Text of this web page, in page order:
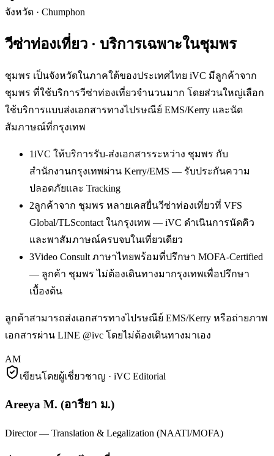
จังหวัด · Chumphon
วีซ่าท่องเที่ยว · บริการเฉพาะในชุมพร
ชุมพร เป็นจังหวัดในภาคใต้ของประเทศไทย iVC มีลูกค้าจาก
ชุมพร ที่ใช้บริการวีซ่าท่องเที่ยวจำนวนมาก โดยส่วนใหญ่เลือก
ใช้บริการแบบส่งเอกสารทางไปรษณีย์ EMS/Kerry และนัด
สัมภาษณ์ที่กรุงเทพ
1iVC ให้บริการรับ-ส่งเอกสารระหว่าง ชุมพร กับ
สำนักงานกรุงเทพผ่าน Kerry/EMS — รับประกันความ
ปลอดภัยและ Tracking
2ลูกค้าจาก ชุมพร หลายเคสยื่นวีซ่าท่องเที่ยวที่ VFS
Global/TLScontact ในกรุงเทพ — iVC ดำเนินการนัดคิว
และพาสัมภาษณ์ครบจบในเที่ยวเดียว
3Video Consult ภาษาไทยพร้อมที่ปรึกษา MOFA-Certified
— ลูกค้า ชุมพร ไม่ต้องเดินทางมากรุงเทพเพื่อปรึกษา
เบื้องต้น
ลูกค้าสามารถส่งเอกสารทางไปรษณีย์ EMS/Kerry หรือถ่ายภาพ
เอกสารผ่าน LINE @ivc โดยไม่ต้องเดินทางมาเอง
AM
เขียนโดยผู้เชี่ยวชาญ · iVC Editorial
Areeya M. (อารียา ม.)
Director — Translation & Legalization (NAATI/MOFA)